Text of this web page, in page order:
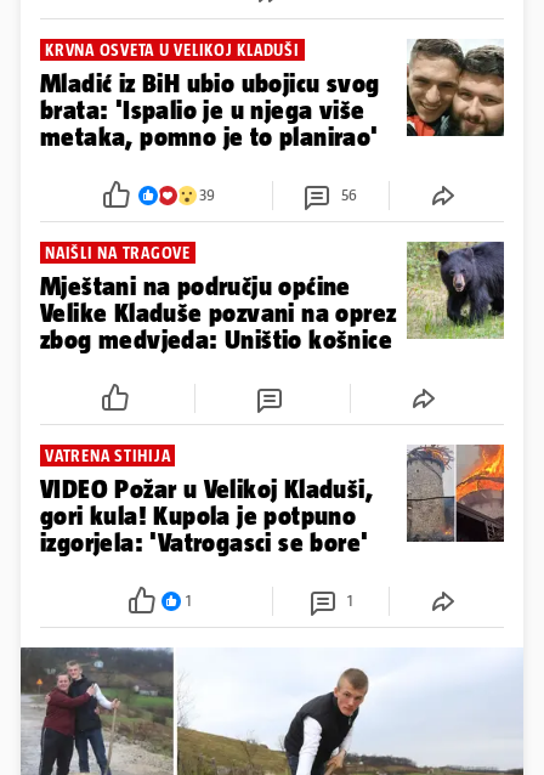
KRVNA OSVETA U VELIKOJ KLADUŠI
Mladić iz BiH ubio ubojicu svog
brata: 'Ispalio je u njega više
metaka, pomno je to planirao'
39 56
NAIŠLI NA TRAGOVE
Mještani na području općine
Velike Kladuše pozvani na oprez
zbog medvjeda: Uništio košnice
VATRENA STIHIJA
VIDEO Požar u Velikoj Kladuši,
gori kula! Kupola je potpuno
izgorjela: 'Vatrogasci se bore'
1 1